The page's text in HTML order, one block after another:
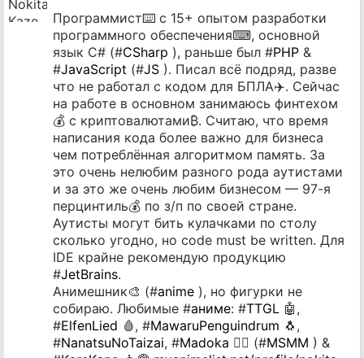
Программист⌨️ с 15+ опытом разработки
программного обеспечения⌨, основной
язык C# (#CSharp ), раньше был #PHP &
#JavaScript (#JS ). Писал всё подряд, разве
что не работал с кодом для БПЛА✈️. Сейчас
на работе в основном занимаюсь финтехом
💰 с криптовалютами₿. Считаю, что время
написания кода более важно для бизнеса
чем потреблённая алгоритмом память. За
это очень нелюбим разного рода аутистами
и за это же очень любим бизнесом — 97-я
перцинтиль💰 по з/п по своей стране.
Аутисты могут бить кулачками по столу
сколько угодно, но code must be written. Для
IDE крайне рекомендую продукцию
#JetBrains.
Анимешник🎨 (#anime ), но фигурки не
собираю. Любимые #аниме: #TTGL 🤖,
#ElfenLied 🩸, #MawaruPenguindrum 🐧,
#NanatsuNoTaizai, #Madoka 🧙‍♂️ (#MSMM ) &